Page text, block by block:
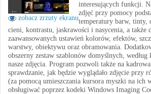
zobacz zrzuty ekranu
interesujących funkcji.
zdjęć przy pomocy
temperatury barw, tinty,
cieni, kontrastu, jaskrawości i nasycenia, a także
zaawansowanych ustawień kolorów, efektów,
warstwy, obiektywu oraz obramowania.
obszerny zestaw szablonów domyślnych,
nasze zdjęcia. Program pozwoli także na
sprawdzanie, jak będzie wyglądało zdjęcie przy
(za pomocą umieszczania kursora myszki na ich
obsługiwać poprzez kodeki Windows Imaging